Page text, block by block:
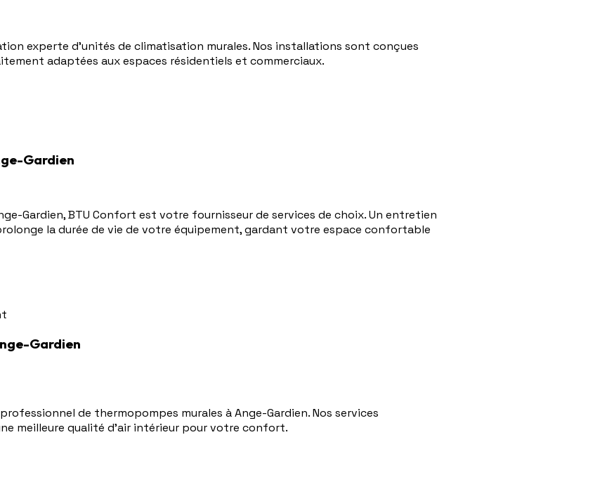
experte d'unités de climatisation murales. Nos installations sont conçues
adaptées aux espaces résidentiels et commerciaux.
Gardien
Gardien, BTU Confort est votre fournisseur de services de choix. Un entretien
la durée de vie de votre équipement, gardant votre espace confortable
Gardien
de thermopompes murales à Ange-Gardien. Nos services
meilleure qualité d'air intérieur pour votre confort.